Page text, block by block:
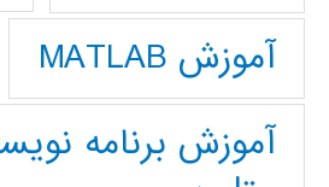
آموزش MATLAB
آموزش برنامه